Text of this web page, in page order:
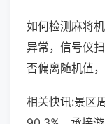
如何检测麻将
异常，信号仪
否偏离随机值
相关快讯:景区